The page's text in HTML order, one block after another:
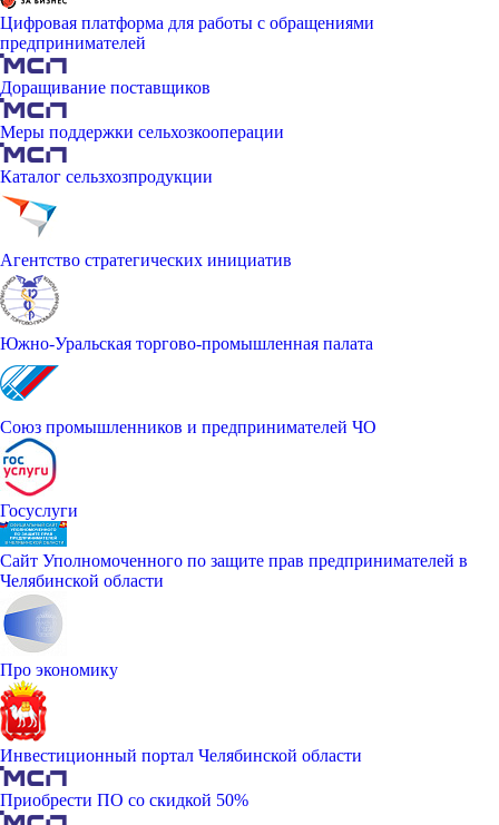
Цифровая платформа для работы с обращениями
предпринимателей
Доращивание поставщиков
Меры поддержки сельхозкооперации
Каталог сельзхозпродукции
Агентство стратегических инициатив
Южно-Уральская торгово-промышленная палата
Союз промышленников и предпринимателей ЧО
Госуслуги
Сайт Уполномоченного по защите прав предпринимателей в
Челябинской области
Про экономику
Инвестиционный портал Челябинской области
Приобрести ПО со скидкой 50%